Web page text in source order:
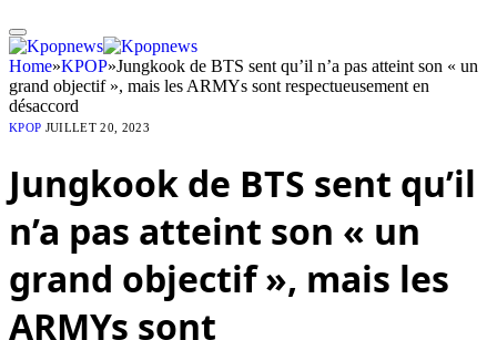
Home»KPOP»Jungkook de BTS sent qu’il n’a pas atteint son « un
grand objectif », mais les ARMYs sont respectueusement en
désaccord
KPOP JUILLET 20, 2023
Jungkook de BTS sent qu’il
n’a pas atteint son « un
grand objectif », mais les
ARMYs sont